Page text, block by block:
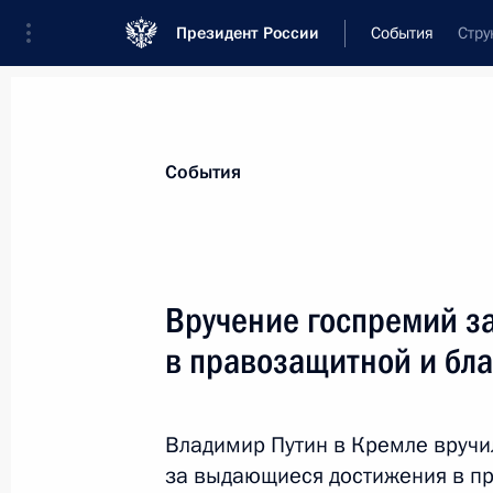
Президент России События
Новости
Послания Федеральному Собранию
Заявления по важнейшим вопросам
Речи и обращения
События
Вручение госпремий
в правозащитной и
Владимир Путин в Кремле
за выдающиеся достижения в